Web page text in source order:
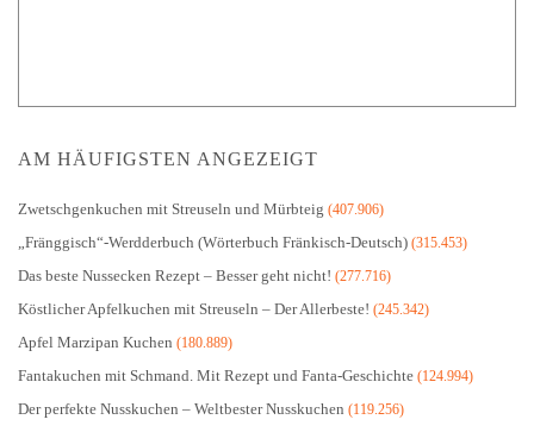
AM HÄUFIGSTEN ANGEZEIGT
Zwetschgenkuchen mit Streuseln und Mürbteig (407.906)
„Fränggisch“-Werdderbuch (Wörterbuch Fränkisch-Deutsch) (315.453)
Das beste Nussecken Rezept – Besser geht nicht! (277.716)
Köstlicher Apfelkuchen mit Streuseln – Der Allerbeste! (245.342)
Apfel Marzipan Kuchen (180.889)
Fantakuchen mit Schmand. Mit Rezept und Fanta-Geschichte (124.994)
Der perfekte Nusskuchen – Weltbester Nusskuchen (119.256)